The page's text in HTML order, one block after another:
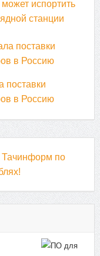
испортить
станции
поставки
в Россию